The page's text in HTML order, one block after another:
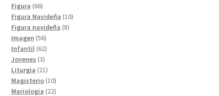
productos
Figura 6666
productos
Figura Navideña 1010
Figura navideña 88
Imagen 5656
productos
Infantil 6262
productos
Jovenes 33
productos
Liturgia 2121
productos
Magisterio 1010
productos
Mariologia 2222